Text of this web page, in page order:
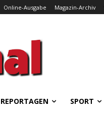
Online-Ausgabe Magazin-Archiv
REPORTAGEN SPORT